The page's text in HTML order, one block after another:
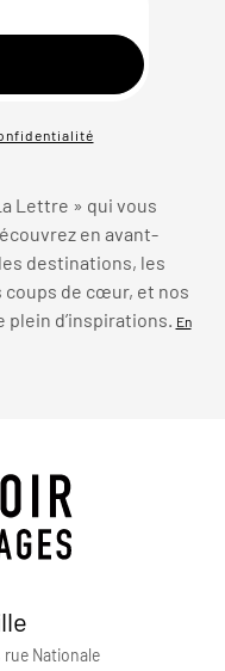
Lettre » qui vous
en avant-
destinations, les
coups de cœur, et nos
d’inspirations.
En
rue Nationale